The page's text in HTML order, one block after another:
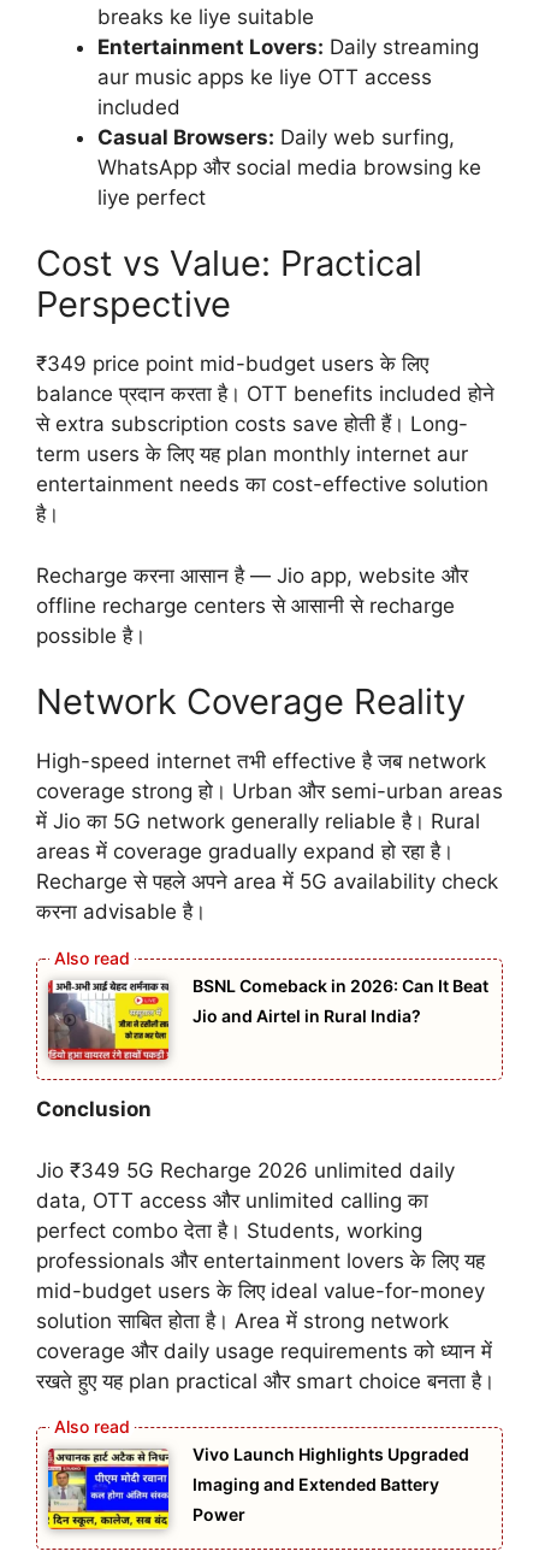
breaks ke liye suitable
Entertainment Lovers: Daily streaming
aur music apps ke liye OTT access
included
Casual Browsers: Daily web surfing,
WhatsApp और social media browsing ke
liye perfect
Cost vs Value: Practical
Perspective
₹349 price point mid-budget users के लिए
balance प्रदान करता है। OTT benefits included होने
से extra subscription costs save होती हैं। Long-
term users के लिए यह plan monthly internet aur
entertainment needs का cost-effective solution
है।
Recharge करना आसान है — Jio app, website और
offline recharge centers से आसानी से recharge
possible है।
Network Coverage Reality
High-speed internet तभी effective है जब network
coverage strong हो। Urban और semi-urban areas
में Jio का 5G network generally reliable है। Rural
areas में coverage gradually expand हो रहा है।
Recharge से पहले अपने area में 5G availability check
करना advisable है।
BSNL Comeback in 2026: Can It Beat
Jio and Airtel in Rural India?
Conclusion
Jio ₹349 5G Recharge 2026 unlimited daily
data, OTT access और unlimited calling का
perfect combo देता है। Students, working
professionals और entertainment lovers के लिए यह
mid-budget users के लिए ideal value-for-money
solution साबित होता है। Area में strong network
coverage और daily usage requirements को ध्यान में
रखते हुए यह plan practical और smart choice बनता है।
Vivo Launch Highlights Upgraded
Imaging and Extended Battery
Power